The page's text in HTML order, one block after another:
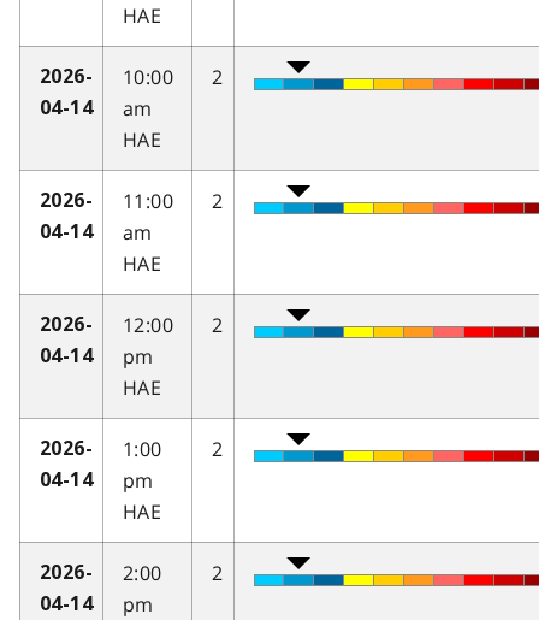
HAE
2026-
04-14
10:00
am
HAE
2
2026-
04-14
11:00
am
HAE
2
2026-
04-14
12:00
pm
HAE
2
2026-
04-14
1:00
pm
HAE
2
2026-
04-14
2:00
pm
2